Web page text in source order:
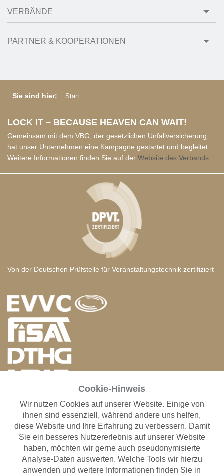
VERBÄNDE
PARTNER & KOOPERATIONEN
Sie sind hier: Start
LOCK IT – BECAUSE HEAVEN CAN WAIT!
Gemeinsam mit dem VBG, der gesetzlichen Unfallversicherung,
hat unser Unternehmen eine Kampagne gestartet und begleitet.
Weitere Informationen finden Sie auf der Website des Verbands
Von der Deutschen Prüfstelle für Veranstaltungstechnik zertifiziert
ANFAHRT RIGGING SERVICE GMBH
Otto-Hahn-Straße 1-3
63225 Langen
Fon: +49 (0)69 401009-0
Fax: +49 (0)69 401009-38
Cookie-Hinweis
Wir nutzen Cookies auf unserer Website. Einige von
ihnen sind essenziell, während andere uns helfen,
diese Website und Ihre Erfahrung zu verbessern. Damit
Sie ein besseres Nutzererlebnis auf unserer Website
haben, möchten wir gerne auch pseudonymisierte
Analyse-Daten auswerten. Welche Tools wir hierzu
anwenden und weitere Informationen finden Sie in